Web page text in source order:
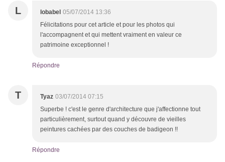
L lobabel 05/07/2014 13:36
Félicitations pour cet article et pour les photos qui
l'accompagnent et qui mettent vraiment en valeur ce
patrimoine exceptionnel !
Répondre
T Tyaz 03/07/2014 07:15
Superbe ! c'est le genre d'architecture que j'affectionne tout
particulièrement, surtout quand y découvre de vieilles
peintures cachées par des couches de badigeon !!
Répondre